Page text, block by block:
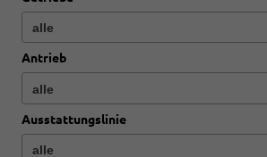
Antrieb
Ausstattungslinie